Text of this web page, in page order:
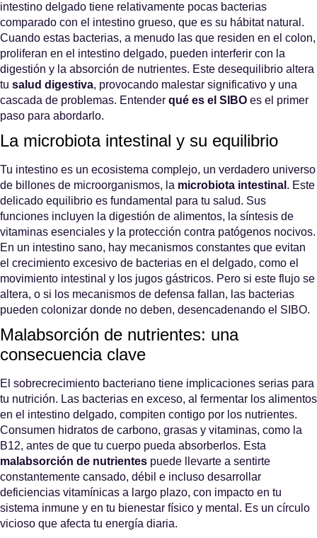
intestino delgado tiene relativamente pocas bacterias
comparado con el intestino grueso, que es su hábitat natural.
Cuando estas bacterias, a menudo las que residen en el colon,
proliferan en el intestino delgado, pueden interferir con la
digestión y la absorción de nutrientes. Este desequilibrio altera
tu salud digestiva, provocando malestar significativo y una
cascada de problemas. Entender qué es el SIBO es el primer
paso para abordarlo.
La microbiota intestinal y su equilibrio
Tu intestino es un ecosistema complejo, un verdadero universo
de billones de microorganismos, la microbiota intestinal . Este
delicado equilibrio es fundamental para tu salud. Sus
funciones incluyen la digestión de alimentos, la síntesis de
vitaminas esenciales y la protección contra patógenos nocivos.
En un intestino sano, hay mecanismos constantes que evitan
el crecimiento excesivo de bacterias en el delgado, como el
movimiento intestinal y los jugos gástricos. Pero si este flujo se
altera, o si los mecanismos de defensa fallan, las bacterias
pueden colonizar donde no deben, desencadenando el SIBO.
Malabsorción de nutrientes: una
consecuencia clave
El sobrecrecimiento bacteriano tiene implicaciones serias para
tu nutrición. Las bacterias en exceso, al fermentar los alimentos
en el intestino delgado, compiten contigo por los nutrientes.
Consumen hidratos de carbono, grasas y vitaminas, como la
B12, antes de que tu cuerpo pueda absorberlos. Esta
malabsorción de nutrientes puede llevarte a sentirte
constantemente cansado, débil e incluso desarrollar
deficiencias vitamínicas a largo plazo, con impacto en tu
sistema inmune y en tu bienestar físico y mental. Es un círculo
vicioso que afecta tu energía diaria.